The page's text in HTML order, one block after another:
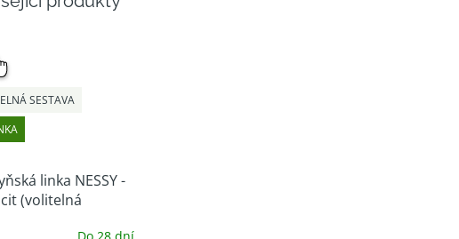
SESTAVA
linka NESSY -
(volitelná